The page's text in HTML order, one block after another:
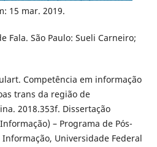
15 mar. 2019.
Fala. São Paulo: Sueli Carneiro;
Competência em informação
trans da região de
2018.353f. Dissertação
– Programa de Pós-
Universidade Federal